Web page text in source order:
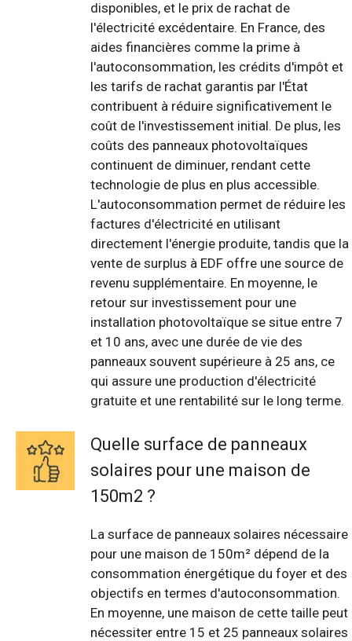
disponibles, et le prix de rachat de
l'électricité excédentaire. En France, des
aides financières comme la prime à
l'autoconsommation, les crédits d'impôt et
les tarifs de rachat garantis par l'État
contribuent à réduire significativement le
coût de l'investissement initial. De plus, les
coûts des panneaux photovoltaïques
continuent de diminuer, rendant cette
technologie de plus en plus accessible.
L'autoconsommation permet de réduire les
factures d'électricité en utilisant
directement l'énergie produite, tandis que la
vente de surplus à EDF offre une source de
revenu supplémentaire. En moyenne, le
retour sur investissement pour une
installation photovoltaïque se situe entre 7
et 10 ans, avec une durée de vie des
panneaux souvent supérieure à 25 ans, ce
qui assure une production d'électricité
gratuite et une rentabilité sur le long terme.
Quelle surface de panneaux
solaires pour une maison de
150m2 ?
La surface de panneaux solaires nécessaire
pour une maison de 150m² dépend de la
consommation énergétique du foyer et des
objectifs en termes d'autoconsommation.
En moyenne, une maison de cette taille peut
nécessiter entre 15 et 25 panneaux solaires